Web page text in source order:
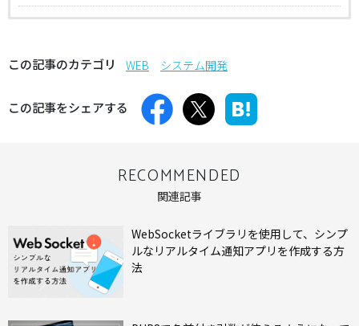
この記事のカテゴリ WEB システム開発
この記事をシェアする
RECOMMENDED
関連記事
WebSocketライブラリを使用して、シンプ
ルなリアルタイム通知アプリを作成する方
法